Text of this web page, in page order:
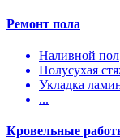
Ремонт пола
Наливной пол
Полусухая
Укладка
...
Кровельные